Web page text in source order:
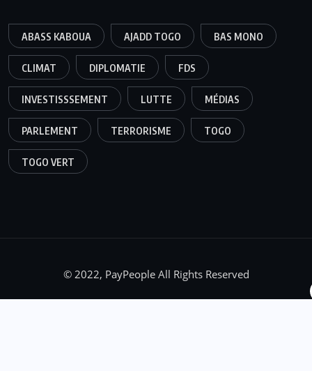
ABASS KABOUA AJADD TOGO BAS MONO
CLIMAT DIPLOMATIE FDS
INVESTISSSEMENT LUTTE MÉDIAS
PARLEMENT TERRORISME TOGO
TOGO VERT
© 2022, PayPeople All Rights Reserved